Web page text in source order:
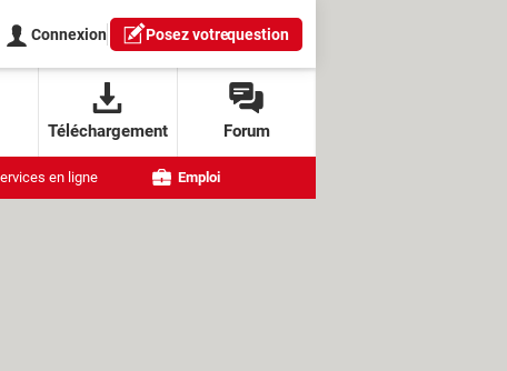
Connexion Posez votrequestion
Téléchargement Forum
en ligne Emploi